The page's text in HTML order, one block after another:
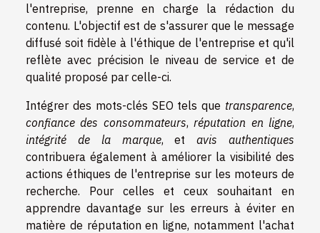
l'entreprise, prenne en charge la rédaction du
contenu. L'objectif est de s'assurer que le message
diffusé soit fidèle à l'éthique de l'entreprise et qu'il
reflète avec précision le niveau de service et de
qualité proposé par celle-ci.
Intégrer des mots-clés SEO tels que transparence,
confiance des consommateurs,réputation en ligne,
intégrité de la marque, etavis authentiques
contribuera également à améliorer la visibilité des
actions éthiques de l'entreprise sur les moteurs de
recherche. Pour celles et ceux souhaitant en
apprendre davantage sur les erreurs à éviter en
matière de réputation en ligne, notamment l'achat